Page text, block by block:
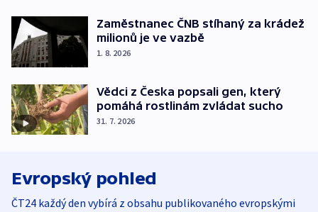
Zaměstnanec ČNB stíhaný za krádež
milionů je ve vazbě
1. 8. 2026
Vědci z Česka popsali gen, který
pomáhá rostlinám zvládat sucho
31. 7. 2026
Evropský pohled
ČT24 každý den vybírá z obsahu publikovaného evropskými